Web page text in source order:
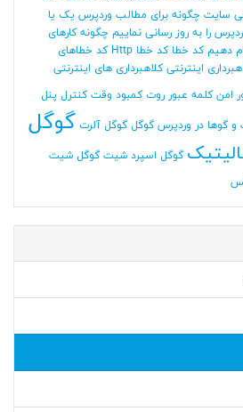
سایت چگونه برای مطالب وردپرس یک یا
را به روز رسانی نماییم چگونه کارهای
دهیم کد خطا کد خطا Http
کد خطاهای
اینترنتی کلاهبرداری های اینترنتی
امن کلمه عبور روت کمبود وقت کنترل پنل
گوها در وردپرس گوگل گوگل آلرت گوگل
گوگل اسپرد شیت گوگل شیت